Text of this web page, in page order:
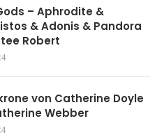
– Aphrodite &
& Adonis & Pandora
Robert
von Catherine Doyle
Webber